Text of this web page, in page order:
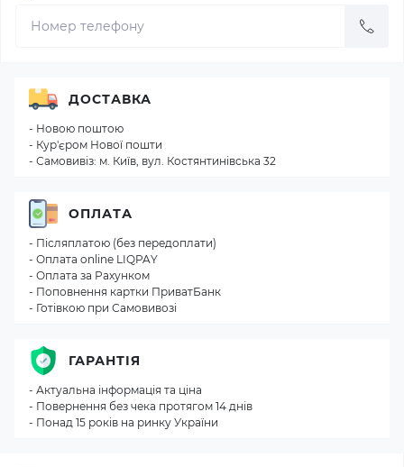
ДОСТАВКА
- Новою поштою
- Кур'єром Нової пошти
- Самовивіз: м. Київ, вул. Костянтинівська 32
ОПЛАТА
- Післяплатою (без передоплати)
- Оплата online LIQPAY
- Оплата за Рахунком
- Поповнення картки ПриватБанк
- Готівкою при Самовивозі
ГАРАНТІЯ
- Актуальна інформація та ціна
- Повернення без чека протягом 14 днів
- Понад 15 років на ринку України